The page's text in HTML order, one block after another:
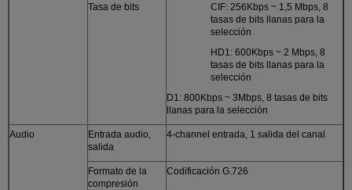
Tasa de bits
CIF: 256Kbps ~ 1,5 Mbps, 8
tasas de bits llanas para la
selección
HD1: 600Kbps ~ 2 Mbps, 8
tasas de bits llanas para la
selección
D1: 800Kbps ~ 3Mbps, 8 tasas de bits
llanas para la selección
Audio
Entrada audio,
salida
4-channel entrada, 1 salida del canal
Formato de la
compresión
Codificación G.726